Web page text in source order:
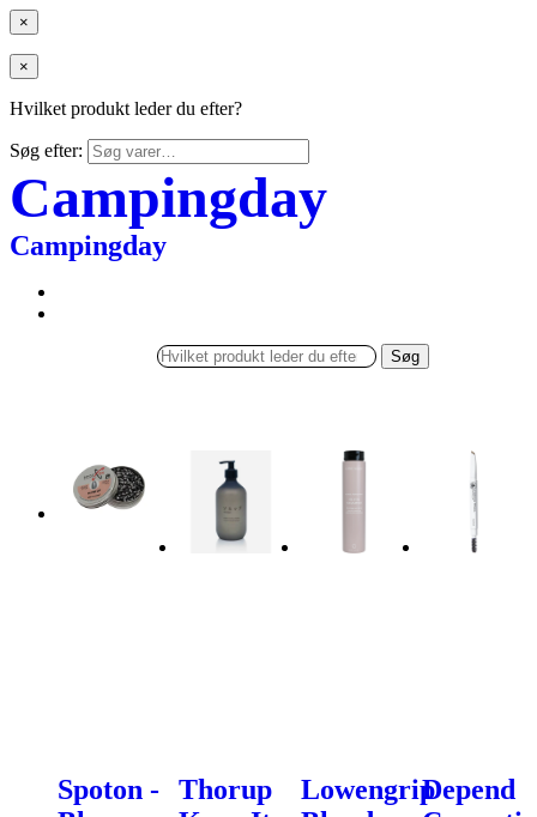
×
×
Hvilket produkt leder du efter?
Søg efter:
Campingday
Campingday
Søg
Spoton -
Thorup
LowengripDepend